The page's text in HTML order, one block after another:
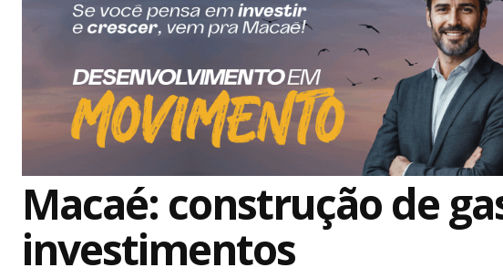
Macaé: construção de
investimentos